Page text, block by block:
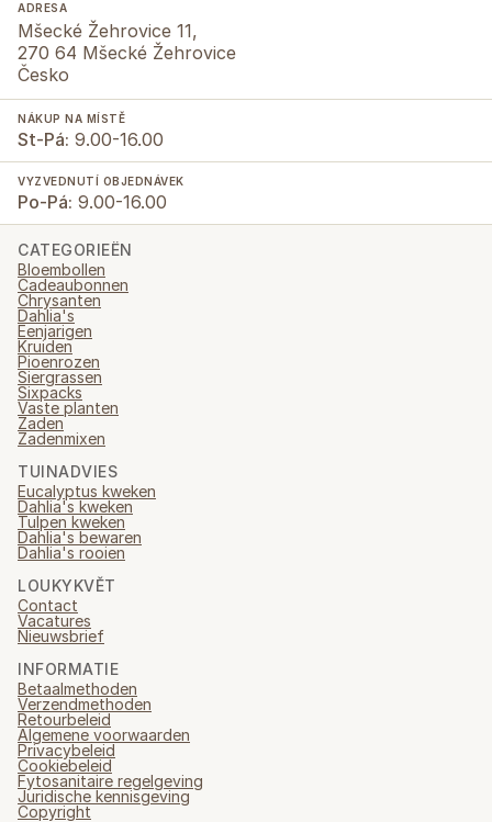
ADRESA
Mšecké Žehrovice 11,
270 64 Mšecké Žehrovice
Česko
NÁKUP NA MÍSTĚ
St-Pá: 9.00-16.00
VYZVEDNUTÍ OBJEDNÁVEK
Po-Pá: 9.00-16.00
CATEGORIEËN
Bloembollen
Cadeaubonnen
Chrysanten
Dahlia's
Eenjarigen
Kruiden
Pioenrozen
Siergrassen
Sixpacks
Vaste planten
Zaden
Zadenmixen
TUINADVIES
Eucalyptus kweken
Dahlia's kweken
Tulpen kweken
Dahlia's bewaren
Dahlia's rooien
LOUKYKVĚT
Contact
Vacatures
Nieuwsbrief
INFORMATIE
Betaalmethoden
Verzendmethoden
Retourbeleid
Algemene voorwaarden
Privacybeleid
Cookiebeleid
Fytosanitaire regelgeving
Juridische kennisgeving
Copyright